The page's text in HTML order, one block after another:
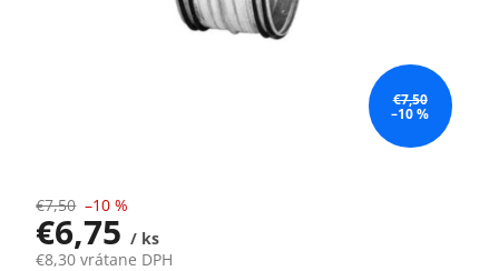
€7,50
–10 %
€7,50 –10 %
€6,75/ ks
€8,30 vrátane DPH